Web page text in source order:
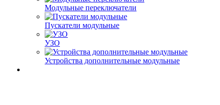
Модульные переключатели
Пускатели модульные
УЗО
Устройства дополнительные модульные